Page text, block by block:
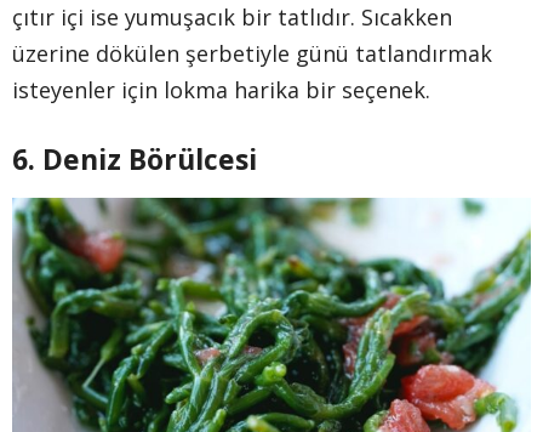
çıtır içi ise yumuşacık bir tatlıdır. Sıcakken
üzerine dökülen şerbetiyle günü tatlandırmak
isteyenler için lokma harika bir seçenek.
6. Deniz Börülcesi